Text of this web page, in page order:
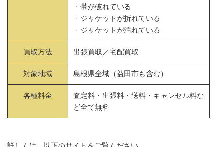
・帯が破れている
・ジャケットが折れている
・ジャケットが汚れている
買取方法 出張買取／宅配買取
対象地域 島根県全域（益田市も含む）
各種料金
査定料・出張料・送料・キャンセル料な
ど全て無料